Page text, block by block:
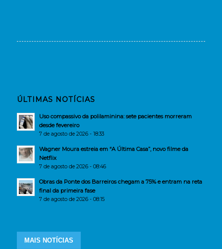
ÚLTIMAS NOTÍCIAS
Uso compassivo da polilaminina: sete pacientes morreram
desde fevereiro
7 de agosto de 2026 - 18:33
Wagner Moura estreia em “A Última Casa”, novo filme da
Netflix
7 de agosto de 2026 - 08:46
Obras da Ponte dos Barreiros chegam a 75% e entram na reta
final da primeira fase
7 de agosto de 2026 - 08:15
MAIS NOTÍCIAS